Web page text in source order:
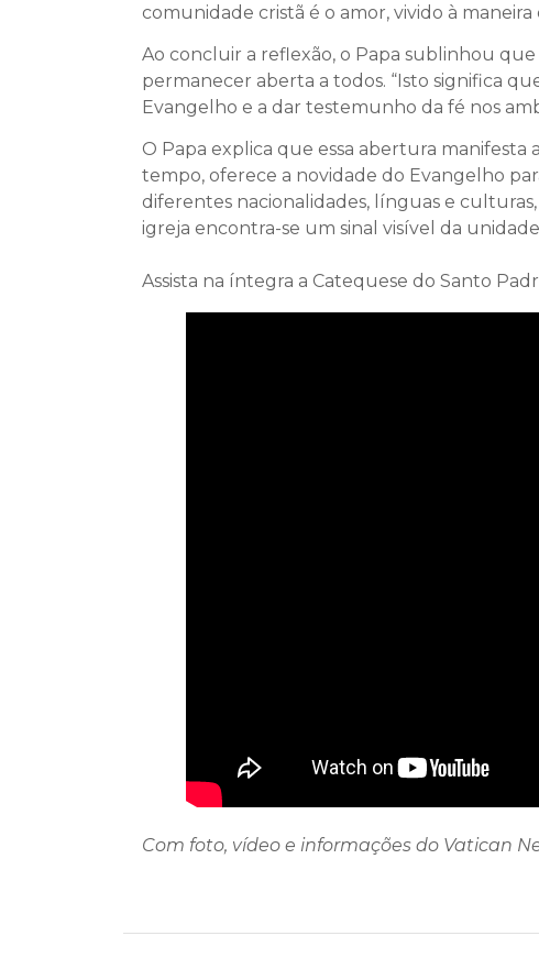
comunidade cristã é o amor, vivido à
Ao concluir a reflexão, o Papa sublinhou que
permanecer aberta a todos. “Isto significa
Evangelho e a dar testemunho da fé nos
O Papa explica que essa abertura manifesta
tempo, oferece a novidade do Evangelho
diferentes nacionalidades, línguas e
igreja encontra-se um sinal visível da
Assista na íntegra a Catequese do Santo
Com foto, vídeo e informações do Vatican